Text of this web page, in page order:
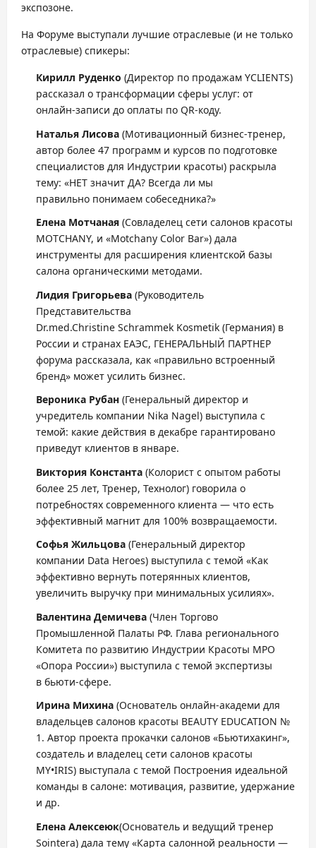
экспозоне.
На Форуме выступали лучшие отраслевые (и не только
отраслевые) спикеры:
Кирилл Руденко (Директор по продажам YCLIENTS)
рассказал о трансформации сферы услуг: от
онлайн-записи до оплаты по QR-коду.
Наталья Лисова (Мотивационный бизнес-тренер,
автор более 47 программ и курсов по подготовке
специалистов для Индустрии красоты) раскрыла
тему: «НЕТ значит ДА? Всегда ли мы
правильно понимаем собеседника?»
Елена Мотчаная (Совладелец сети салонов красоты
MOTCHANY, и «Motchany Color Bar») дала
инструменты для расширения клиентской базы
салона органическими методами.
Лидия Григорьева (Руководитель
Представительства
Dr.med.Christine Schrammek Kosmetik (Германия) в
России и странах ЕАЭС, ГЕНЕРАЛЬНЫЙ ПАРТНЕР
форума рассказала, как «правильно встроенный
бренд» может усилить бизнес.
Вероника Рубан (Генеральный директор и
учредитель компании Nika Nagel) выступила с
темой: какие действия в декабре гарантировано
приведут клиентов в январе.
Виктория Константа (Колорист с опытом работы
более 25 лет, Тренер, Технолог) говорила о
потребностях современного клиента — что есть
эффективный магнит для 100% возвращаемости.
Софья Жильцова (Генеральный директор
компании Data Heroes) выступила с темой «Как
эффективно вернуть потерянных клиентов,
увеличить выручку при минимальных усилиях».
Валентина Демичева (Член Торгово
Промышленной Палаты РФ. Глава регионального
Комитета по развитию Индустрии Красоты МРО
«Опора России») выступила с темой экспертизы
в бьюти-сфере.
Ирина Михина (Основатель онлайн-академи для
владельцев салонов красоты BEAUTY EDUCATION №
1. Автор проекта прокачки салонов «Бьютихакинг»,
создатель и владелец сети салонов красоты
MY•IRIS) выступала с темой Построения идеальной
команды в салоне: мотивация, развитие, удержание
и др.
Елена Алексеюк(Основатель и ведущий тренер
Sointera) дала тему «Карта салонной реальности —